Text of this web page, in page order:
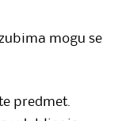
mogu se
predmet.